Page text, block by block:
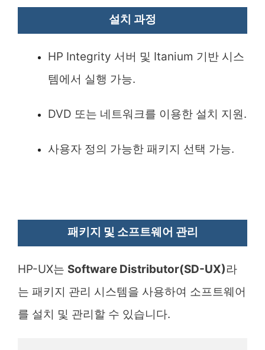
설치 과정
HP Integrity 서버 및 Itanium 기반 시스
템에서 실행 가능.
DVD 또는 네트워크를 이용한 설치 지원.
사용자 정의 가능한 패키지 선택 가능.
패키지 및 소프트웨어 관리
HP-UX는 Software Distributor(SD-UX)라
는 패키지 관리 시스템을 사용하여 소프트웨어
를 설치 및 관리할 수 있습니다.